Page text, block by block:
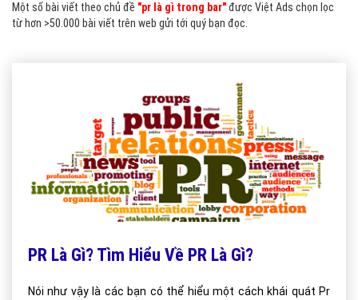
Một số bài viết theo chủ đề "pr là gì trong bar"được Việt Ads chọn lọc
từ hơn >50.000 bài viết trên web gửi tới quý bạn đọc.
PR Là Gì? Tìm Hiểu Về PR Là Gì?
Nói như vậy là các bạn có thể hiểu một cách khái quát Pr